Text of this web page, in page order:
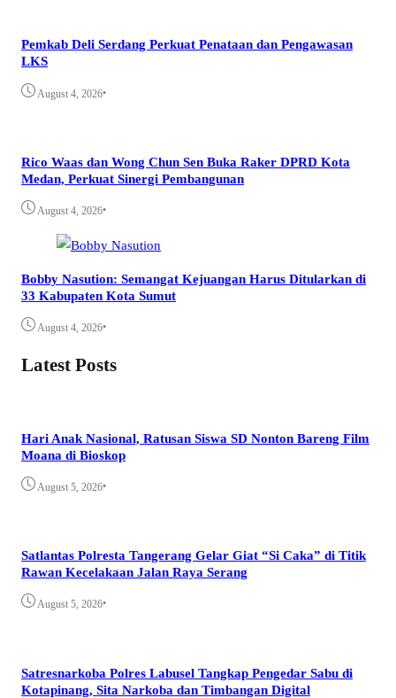
Pemkab Deli Serdang Perkuat Penataan dan Pengawasan
LKS
August 4, 2026•
Rico Waas dan Wong Chun Sen Buka Raker DPRD Kota
Medan, Perkuat Sinergi Pembangunan
August 4, 2026•
Bobby Nasution: Semangat Kejuangan Harus Ditularkan di
33 Kabupaten Kota Sumut
August 4, 2026•
Latest Posts
Hari Anak Nasional, Ratusan Siswa SD Nonton Bareng Film
Moana di Bioskop
August 5, 2026•
Satlantas Polresta Tangerang Gelar Giat “Si Caka” di Titik
Rawan Kecelakaan Jalan Raya Serang
August 5, 2026•
Satresnarkoba Polres Labusel Tangkap Pengedar Sabu di
Kotapinang, Sita Narkoba dan Timbangan Digital